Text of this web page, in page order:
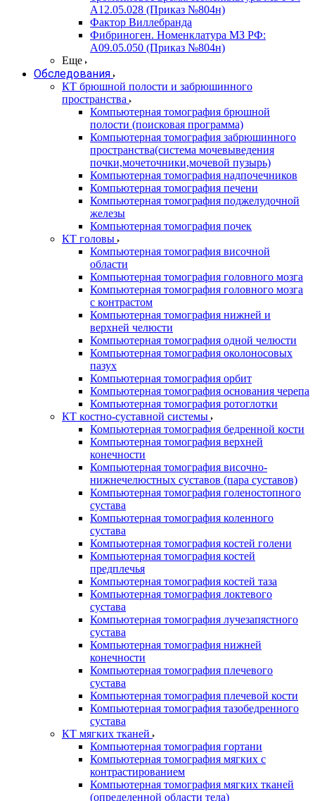
A12.05.028 (Приказ №804н)
Фактор Виллебранда
Фибриноген. Номенклатура МЗ РФ:
A09.05.050 (Приказ №804н)
Еще
Обследования
КТ брюшной полости и забрюшинного
пространства
Компьютерная томография брюшной
полости (поисковая программа)
Компьютерная томография забрюшинного
пространства(система мочевыведения
почки,мочеточники,мочевой пузырь)
Компьютерная томография надпочечников
Компьютерная томография печени
Компьютерная томография поджелудочной
железы
Компьютерная томография почек
КТ головы
Компьютерная томография височной
области
Компьютерная томография головного мозга
Компьютерная томография головного мозга
с контрастом
Компьютерная томография нижней и
верхней челюсти
Компьютерная томография одной челюсти
Компьютерная томография околоносовых
пазух
Компьютерная томография орбит
Компьютерная томография основания черепа
Компьютерная томография ротоглотки
КТ костно-суставной системы
Компьютерная томография бедренной кости
Компьютерная томография верхней
конечности
Компьютерная томография височно-
нижнечелюстных суставов (пара суставов)
Компьютерная томография голеностопного
сустава
Компьютерная томография коленного
сустава
Компьютерная томография костей голени
Компьютерная томография костей
предплечья
Компьютерная томография костей таза
Компьютерная томография локтевого
сустава
Компьютерная томография лучезапястного
сустава
Компьютерная томография нижней
конечности
Компьютерная томография плечевого
сустава
Компьютерная томография плечевой кости
Компьютерная томография тазобедренного
сустава
КТ мягких тканей
Компьютерная томография гортани
Компьютерная томография мягких с
контрастированием
Компьютерная томография мягких тканей
(определенной области тела)